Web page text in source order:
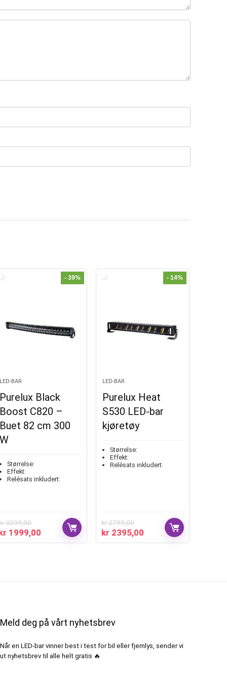
- 39%
LED-BAR
Purelux Black
Boost C820 –
Buet 82 cm 300
W
Størrelse:
Effekt:
Relésats inkludert:
3299,00
1999,00
- 14%
LED-BAR
Purelux Heat
S530 LED-bar
kjøretøy
Størrelse:
Effekt:
Relésats inkludert:
kr2799,00
kr 2395,00
Meld deg på vårt nyhetsbrev
Når en LED-bar vinner best i test for bil eller fjernlys, sender vi
ut nyhetsbrev til alle helt gratis 🔥